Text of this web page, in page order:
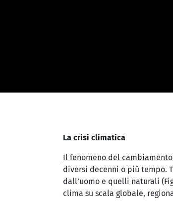
La crisi climatica
Il fenomeno del
diversi decenni o più tempo.
dall’uomo e quelli naturali
clima su scala globale,